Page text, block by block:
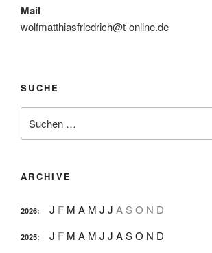
Mail
wolfmatthiasfriedrich@t-online.de
SUCHE
nach:
ARCHIVE
2026: J F M A M J J A S O N D
2025: J F M A M J J ASO N D